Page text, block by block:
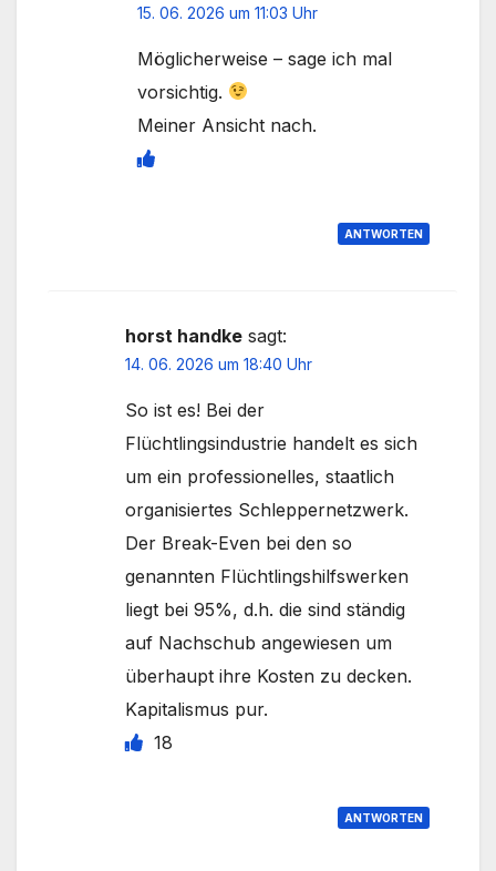
15. 06. 2026 um 11:03 Uhr
Möglicherweise – sage ich mal
vorsichtig.
Meiner Ansicht nach.
ANTWORTEN
horst handke sagt:
14. 06. 2026 um 18:40 Uhr
So ist es! Bei der
Flüchtlingsindustrie handelt es sich
um ein professionelles, staatlich
organisiertes Schleppernetzwerk.
Der Break-Even bei den so
genannten Flüchtlingshilfswerken
liegt bei 95%, d.h. die sind ständig
auf Nachschub angewiesen um
überhaupt ihre Kosten zu decken.
Kapitalismus pur.
18
ANTWORTEN